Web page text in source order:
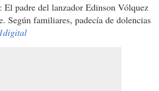
padre del lanzador Edinson Vólquez
Según familiares, padecía de dolencias